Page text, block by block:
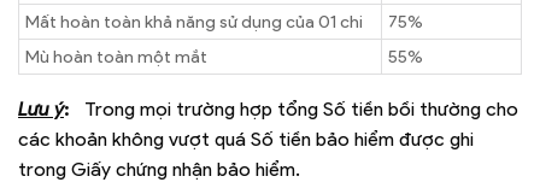
Mất hoàn toàn khả năng sử dụng của 01 chi
75%
Mù hoàn toàn một mắt
55%
Lưu ý:
Trong mọi trường hợp tổng Số tiền bồi thường cho
các khoản không vượt quá Số tiền bảo hiểm được ghi
trong Giấy chứng nhận bảo hiểm.